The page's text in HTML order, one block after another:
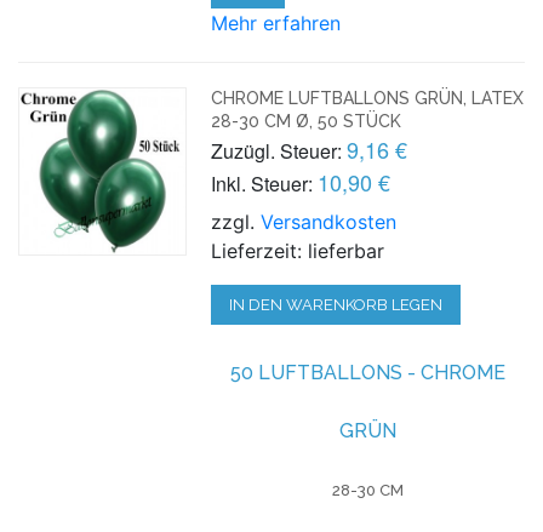
Mehr erfahren
CHROME LUFTBALLONS GRÜN, LATEX
28-30 CM Ø, 50 STÜCK
Zuzügl. Steuer: 9,16 €
Inkl. Steuer: 10,90 €
zzgl.Versandkosten
Lieferzeit: lieferbar
IN DEN WARENKORB LEGEN
50 LUFTBALLONS - CHROME
GRÜN
28-30 CM